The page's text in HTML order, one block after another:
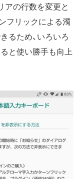
アの行数を変更と
フリックによる濁
るため、いろいろ
と使い勝手も向上